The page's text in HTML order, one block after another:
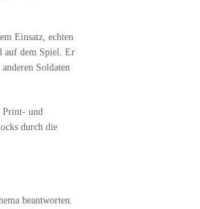
Einsatz, echten
auf dem Spiel. Er
Soldaten
Print- und
durch die
beantworten.